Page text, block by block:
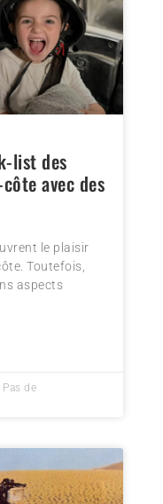
list des
avec des
le plaisir
Toutefois,
aspects
Pas de